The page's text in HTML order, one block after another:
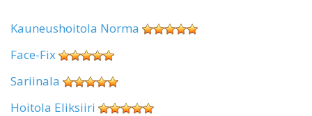
Kauneushoitola Norma
Face-Fix
Sariinala
Hoitola Eliksiiri